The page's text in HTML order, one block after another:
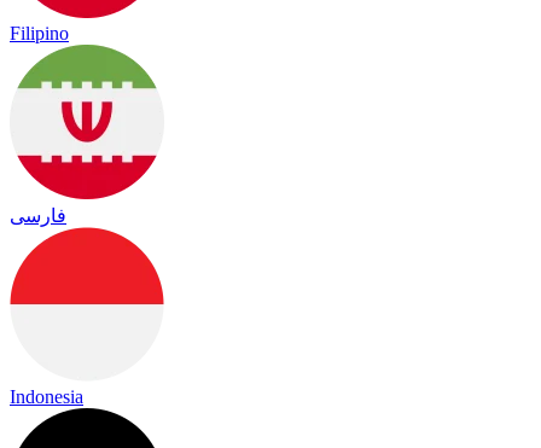
Filipino
فارسی
Indonesia